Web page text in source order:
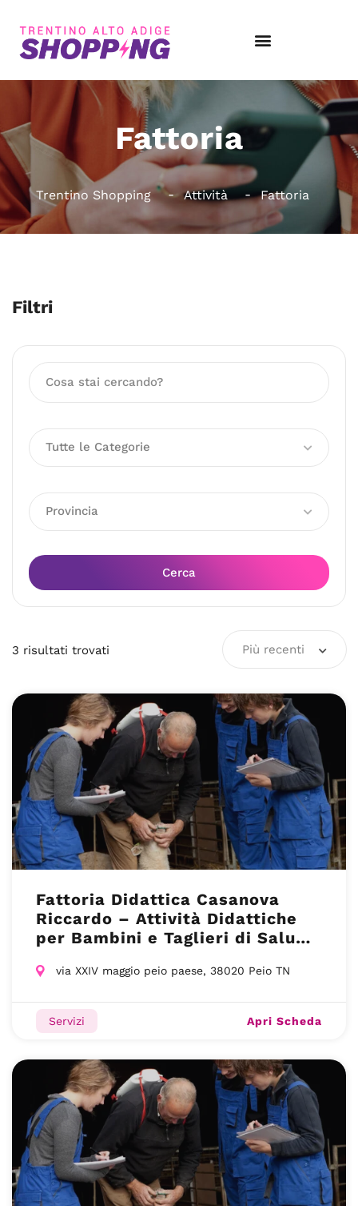
Fattoria
Trentino Shopping Attività Fattoria
Filtri
Tutte le Categorie
Provincia
Cerca
3 risultati trovati Più recenti
Fattoria Didattica Casanova
Riccardo – Attività Didattiche
per Bambini e Taglieri di Salumi
via XXIV maggio peio paese, 38020 Peio TN
Servizi Apri Scheda